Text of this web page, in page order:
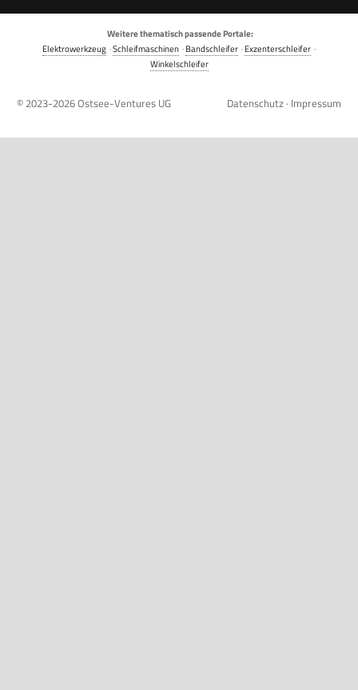
Weitere thematisch passende Portale:
Elektrowerkzeug ·Schleifmaschinen ·Bandschleifer ·Exzenterschleifer ·
Winkelschleifer
© 2023-2026Ostsee-Ventures UG Datenschutz · Impressum